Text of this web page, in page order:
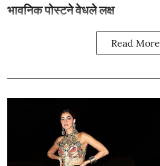
भावनिक पोस्टने वेधले लक्ष
Read More